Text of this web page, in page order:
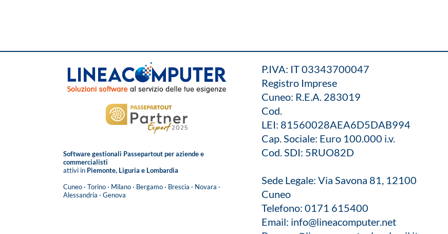
Software gestionali Passepartout per aziende e
commercialisti
attivi in Piemonte, Liguria e Lombardia
Cuneo· Torino· Milano· Bergamo· Brescia · Novara ·
Alessandria · Genova
P.IVA: IT 03343700047
Registro Imprese
Cuneo: R.E.A. 283019
Cod.
LEI: 81560028AEA6D5DAB994
Cap. Sociale: Euro 100.000 i.v.
Cod. SDI: 5RUO82D
Sede Legale: Via Savona 81, 12100
Cuneo
Telefono: 0171 615400
Email: info@lineacomputer.net